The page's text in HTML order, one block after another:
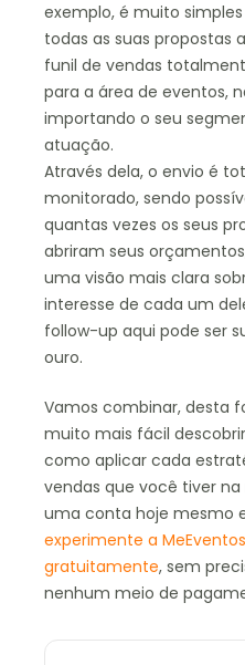
exemplo, é muito
todas as suas propostas
funil de vendas
para a área de eventos,
importando o seu
atuação.
Através dela, o envio é
monitorado, sendo
quantas vezes os seus
abriram seus
uma visão mais clara
interesse de cada um
follow-up aqui pode ser
ouro.
Vamos combinar, desta
muito mais fácil
como aplicar cada
vendas que você tiver na
uma conta hoje mesmo
experimente a MeEventos
gratuitamente, sem
nenhum meio de